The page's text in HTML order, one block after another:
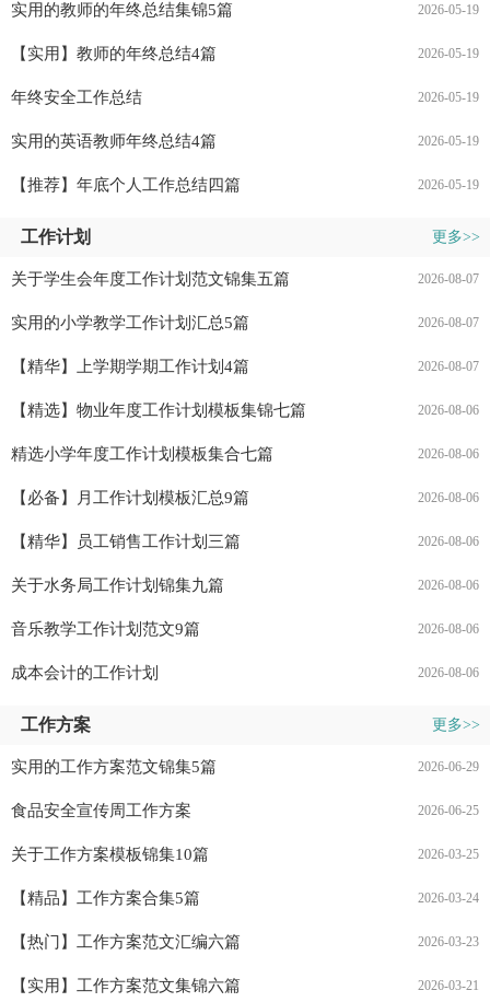
实用的教师的年终总结集锦5篇 2026-05-19
【实用】教师的年终总结4篇 2026-05-19
年终安全工作总结 2026-05-19
实用的英语教师年终总结4篇 2026-05-19
【推荐】年底个人工作总结四篇 2026-05-19
工作计划 更多>>
关于学生会年度工作计划范文锦集五篇 2026-08-07
实用的小学教学工作计划汇总5篇 2026-08-07
【精华】上学期学期工作计划4篇 2026-08-07
【精选】物业年度工作计划模板集锦七篇 2026-08-06
精选小学年度工作计划模板集合七篇 2026-08-06
【必备】月工作计划模板汇总9篇 2026-08-06
【精华】员工销售工作计划三篇 2026-08-06
关于水务局工作计划锦集九篇 2026-08-06
音乐教学工作计划范文9篇 2026-08-06
成本会计的工作计划 2026-08-06
工作方案 更多>>
实用的工作方案范文锦集5篇 2026-06-29
食品安全宣传周工作方案 2026-06-25
关于工作方案模板锦集10篇 2026-03-25
【精品】工作方案合集5篇 2026-03-24
【热门】工作方案范文汇编六篇 2026-03-23
【实用】工作方案范文集锦六篇 2026-03-21